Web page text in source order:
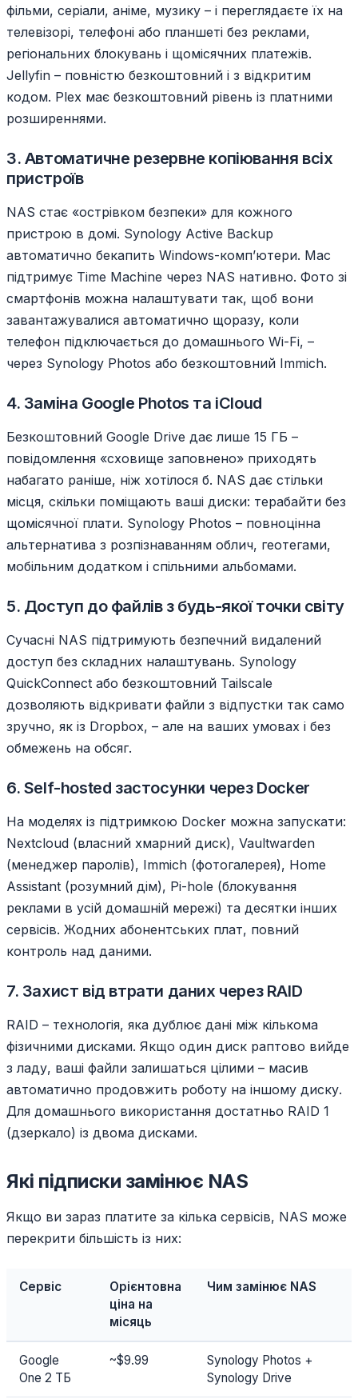
фільми, серіали, аніме, музику – і переглядаєте їх на
телевізорі, телефоні або планшеті без реклами,
регіональних блокувань і щомісячних платежів.
Jellyfin – повністю безкоштовний і з відкритим
кодом. Plex має безкоштовний рівень із платними
розширеннями.
3. Автоматичне резервне копіювання всіх
пристроїв
NAS стає «острівком безпеки» для кожного
пристрою в домі. Synology Active Backup
автоматично бекапить Windows-комп’ютери. Mac
підтримує Time Machine через NAS нативно. Фото зі
смартфонів можна налаштувати так, щоб вони
завантажувалися автоматично щоразу, коли
телефон підключається до домашнього Wi-Fi, –
через Synology Photos або безкоштовний Immich.
4. Заміна Google Photos та iCloud
Безкоштовний Google Drive дає лише 15 ГБ –
повідомлення «сховище заповнено» приходять
набагато раніше, ніж хотілося б. NAS дає стільки
місця, скільки поміщають ваші диски: терабайти без
щомісячної плати. Synology Photos – повноцінна
альтернатива з розпізнаванням облич, геотегами,
мобільним додатком і спільними альбомами.
5. Доступ до файлів з будь-якої точки світу
Сучасні NAS підтримують безпечний видалений
доступ без складних налаштувань. Synology
QuickConnect або безкоштовний Tailscale
дозволяють відкривати файли з відпустки так само
зручно, як із Dropbox, – але на ваших умовах і без
обмежень на обсяг.
6. Self-hosted застосунки через Docker
На моделях із підтримкою Docker можна запускати:
Nextcloud (власний хмарний диск), Vaultwarden
(менеджер паролів), Immich (фотогалерея), Home
Assistant (розумний дім), Pi-hole (блокування
реклами в усій домашній мережі) та десятки інших
сервісів. Жодних абонентських плат, повний
контроль над даними.
7. Захист від втрати даних через RAID
RAID – технологія, яка дублює дані між кількома
фізичними дисками. Якщо один диск раптово вийде
з ладу, ваші файли залишаться цілими – масив
автоматично продовжить роботу на іншому диску.
Для домашнього використання достатньо RAID 1
(дзеркало) із двома дисками.
Які підписки замінює NAS
Якщо ви зараз платите за кілька сервісів, NAS може
перекрити більшість із них:
Сервіс
Орієнтовна
ціна на
місяць
Чим замінює NAS
Google
One 2 ТБ
~$9.99
Synology Photos +
Synology Drive